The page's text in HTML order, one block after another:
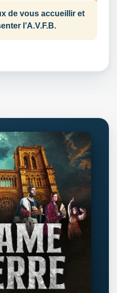
de vous accueillir et
l’A.V.F.B.